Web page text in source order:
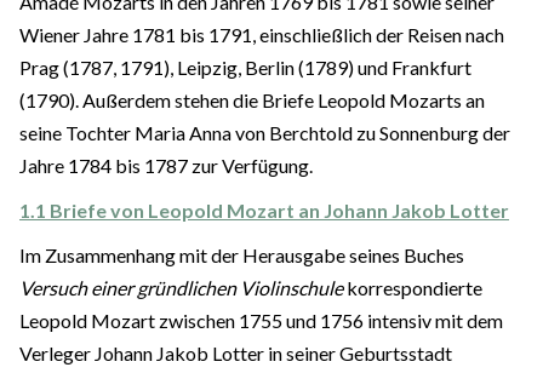
Wiener Jahre 1781 bis 1791, einschließlich der Reisen nach
Prag (1787, 1791), Leipzig, Berlin (1789) und Frankfurt
(1790). Außerdem stehen die Briefe Leopold Mozarts an
seine Tochter Maria Anna von Berchtold zu Sonnenburg der
Jahre 1784 bis 1787 zur Verfügung.
1.1 Briefe von Leopold Mozart an Johann Jakob Lotter
Im Zusammenhang mit der Herausgabe seines Buches
Versuch einer gründlichen Violinschulekorrespondierte
Leopold Mozart zwischen 1755 und 1756 intensiv mit dem
Verleger Johann Jakob Lotter in seiner Geburtsstadt